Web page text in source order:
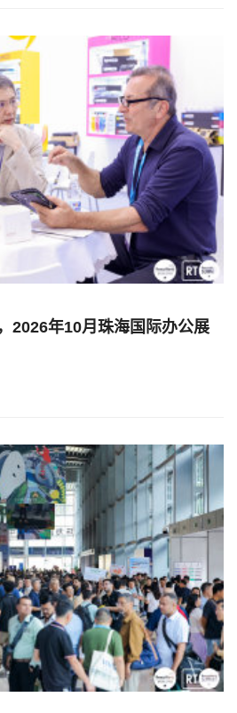
2026年10月珠海国际办公展